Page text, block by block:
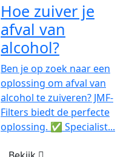
Hoe zuiver je
afval van
alcohol?
Ben je op zoek naar een
oplossing om afval van
alcohol te zuiveren? JMF-
Filters biedt de perfecte
oplossing. ✅ Specialist...